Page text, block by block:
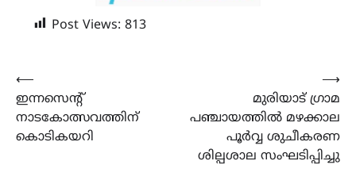
Post Views: 813
Post
navigation
⟵
ഇന്നസെൻ്റ്
നാടകോത്സവത്തിന്
കൊടികയറി
മുരിയാട് ഗ്രാമ
പഞ്ചായത്തിൽ മഴക്കാല
പൂർവ്വ ശുചീകരണ
ശില്പശാല സംഘടിപ്പിച്ചു
⟶